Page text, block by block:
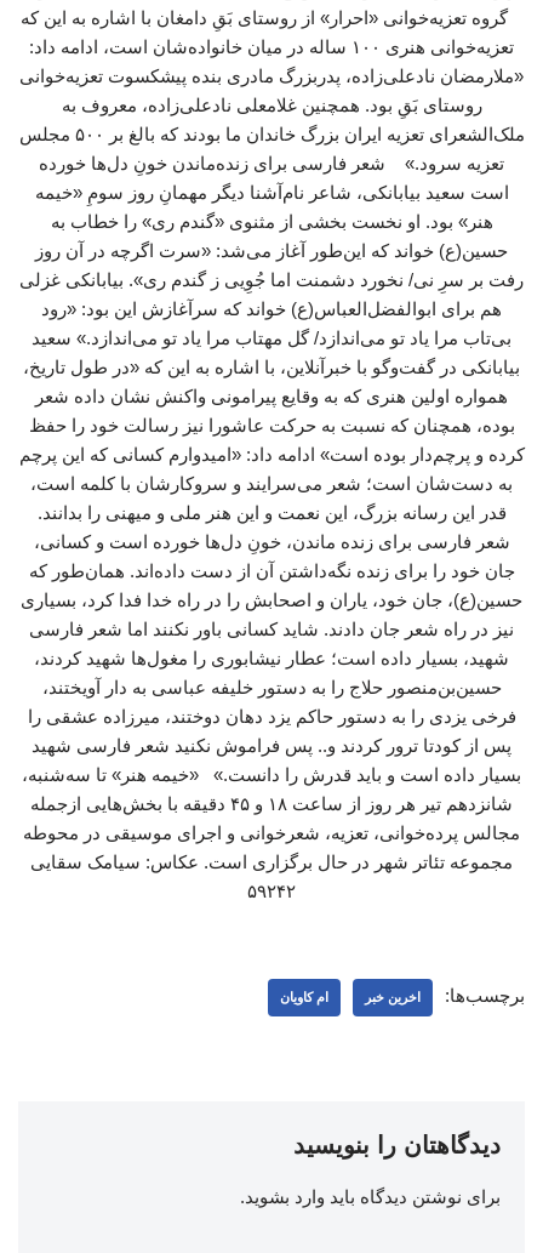
گروه تعزیه‌خوانی «احرار» از روستای بَقِ دامغان با اشاره به این که
تعزیه‌خوانی هنری ۱۰۰ ساله در میان خانواده‌شان است، ادامه داد:
«ملارمضان نادعلی‌زاده، پدربزرگ مادری بنده پیشکسوت تعزیه‌خوانی
روستای بَقِ بود. همچنین غلامعلی نادعلی‌زاده، معروف به
ملک‌الشعرای تعزیه ایران بزرگ خاندان ما بودند که بالغ بر ۵۰۰ مجلس
تعزیه سرود.» شعر فارسی برای زنده‌ماندن خونِ دل‌ها خورده
است سعید بیابانکی، شاعر نام‌آشنا دیگر مهمانِ روز سومِ «خیمه
هنر» بود. او نخست بخشی از مثنوی «گندم ری» را خطاب به
حسین(ع) خواند که این‌طور آغاز می‌شد: «سرت اگرچه در آن روز
رفت بر سرِ نی/ نخورد دشمنت اما جُوِیی ز گندم ری». بیابانکی غزلی
هم برای ابوالفضل‌العباس(ع) خواند که سرآغازش این بود: «رود
بی‌تاب مرا یاد تو می‌اندازد/ گل مهتاب مرا یاد تو می‌اندازد.» سعید
بیابانکی در گفت‌وگو با خبرآنلاین، با اشاره به این که «در طول تاریخ،
همواره اولین هنری که به وقایع پیرامونی واکنش نشان داده شعر
بوده، همچنان که نسبت به حرکت عاشورا نیز رسالت خود را حفظ
کرده و پرچم‌دار بوده است» ادامه داد: «امیدوارم کسانی که این پرچم
به دست‌شان است؛ شعر می‌سرایند و سروکارشان با کلمه است،
قدر این رسانه بزرگ، این نعمت و این هنر ملی و میهنی را بدانند.
شعر فارسی برای زنده ماندن، خونِ دل‌ها خورده است و کسانی،
جان خود را برای زنده نگه‌داشتن آن از دست داده‌اند. همان‌طور که
حسین(ع)، جان خود، یاران و اصحابش را در راه خدا فدا کرد، بسیاری
نیز در راه شعر جان دادند. شاید کسانی باور نکنند اما شعر فارسی
شهید، بسیار داده است؛ عطار نیشابوری را مغول‌ها شهید کردند،
حسین‌بن‌منصور حلاج را به دستور خلیفه عباسی به دار آویختند،
فرخی یزدی را به دستور حاکم یزد دهان دوختند، میرزاده عشقی را
پس از کودتا ترور کردند و.. پس فراموش نکنید شعر فارسی شهید
بسیار داده است و باید قدرش را دانست.» «خیمه هنر» تا سه‌شنبه،
شانزدهم تیر هر روز از ساعت ۱۸ و ۴۵ دقیقه با بخش‌هایی ازجمله
مجالس پرده‌خوانی، تعزیه، شعرخوانی و اجرای موسیقی در محوطه
مجموعه تئاتر شهر در حال برگزاری است. عکاس: سیامک سقایی
۵۹۲۴۲
برچسب‌ها: اخرین خبر ام کاویان
دیدگاهتان را بنویسید
برای نوشتن دیدگاه باید وارد بشوید.